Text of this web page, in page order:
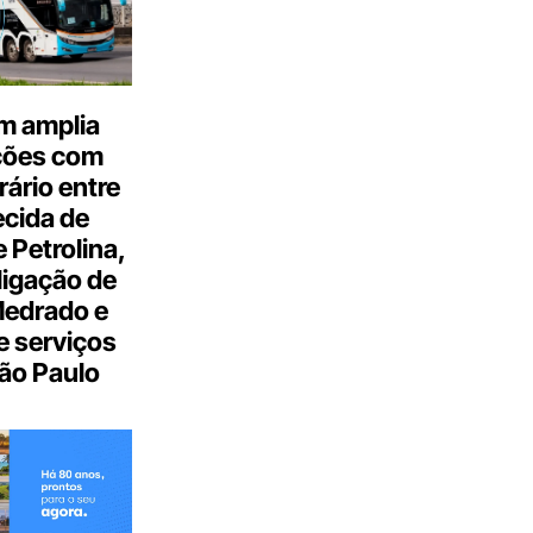
amplia
com
entre
de
Petrolina,
de
e
serviços
Paulo